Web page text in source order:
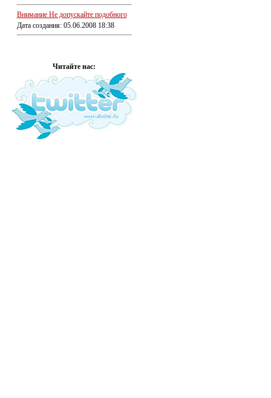
Внимание Не допускайте подобного
Дата создания: 05.06.2008 18:38
Читайте нас: